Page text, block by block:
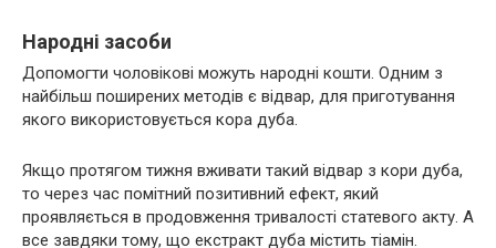
Народні засоби
Допомогти чоловікові можуть народні кошти. Одним з
найбільш поширених методів є відвар, для приготування
якого використовується кора дуба.
Якщо протягом тижня вживати такий відвар з кори дуба,
то через час помітний позитивний ефект, який
проявляється в продовження тривалості статевого акту. А
все завдяки тому, що екстракт дуба містить тіамін.